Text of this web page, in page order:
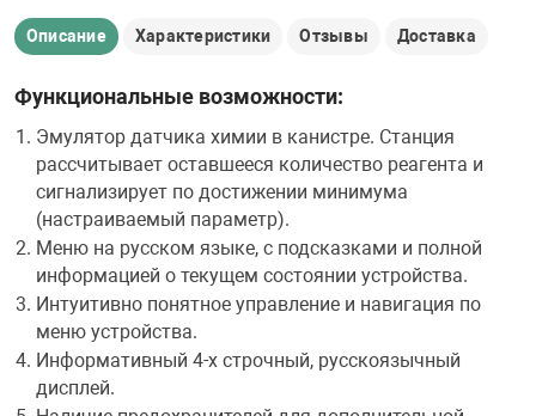
Описание Характеристики Отзывы Доставка
Функциональные возможности:
Эмулятор датчика химии в канистре. Станция
рассчитывает оставшееся количество реагента и
сигнализирует по достижении минимума
(настраиваемый параметр).
Меню на русском языке, с подсказками и полной
информацией о текущем состоянии устройства.
Интуитивно понятное управление и навигация по
меню устройства.
Информативный 4-х строчный, русскоязычный
дисплей.